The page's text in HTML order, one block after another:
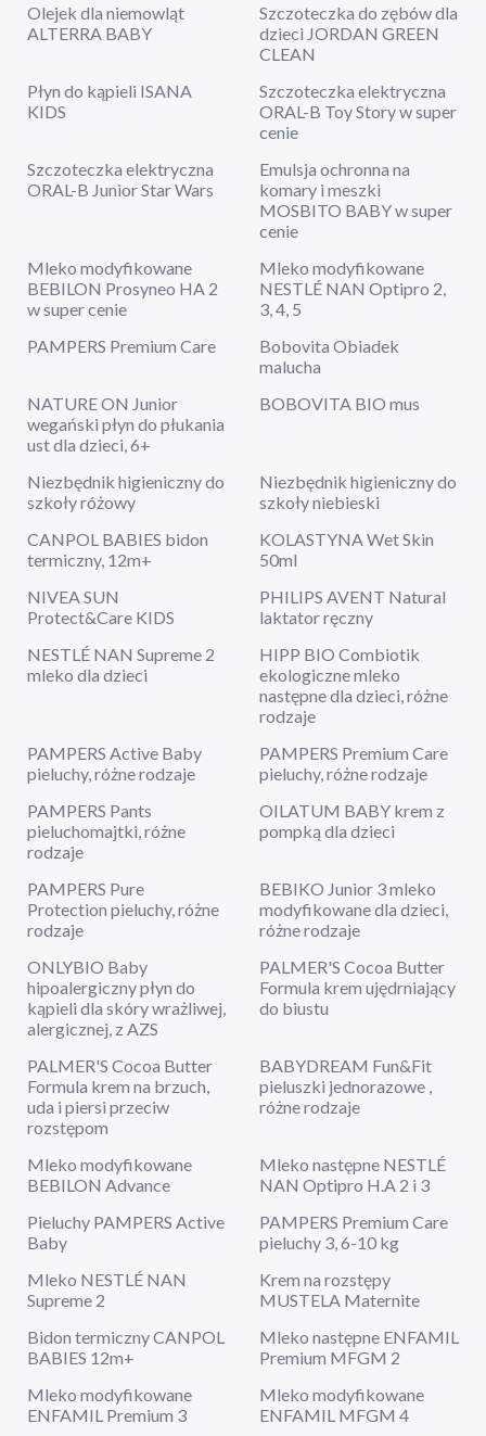
Olejek dla niemowląt
ALTERRA BABY
Szczoteczka do zębów dla
dzieci JORDAN GREEN
CLEAN
Płyn do kąpieli ISANA
KIDS
Szczoteczka elektryczna
ORAL-B Toy Story w super
cenie
Szczoteczka elektryczna
ORAL-B Junior Star Wars
Emulsja ochronna na
komary i meszki
MOSBITO BABY w super
cenie
Mleko modyfikowane
BEBILON Prosyneo HA 2
w super cenie
Mleko modyfikowane
NESTLÉ NAN Optipro 2,
3, 4, 5
PAMPERS Premium Care
Bobovita Obiadek
malucha
NATURE ON Junior
wegański płyn do płukania
ust dla dzieci, 6+
BOBOVITA BIO mus
Niezbędnik higieniczny do
szkoły różowy
Niezbędnik higieniczny do
szkoły niebieski
CANPOL BABIES bidon
termiczny, 12m+
KOLASTYNA Wet Skin
50ml
NIVEA SUN
Protect&Care KIDS
PHILIPS AVENT Natural
laktator ręczny
NESTLÉ NAN Supreme 2
mleko dla dzieci
HIPP BIO Combiotik
ekologiczne mleko
następne dla dzieci, różne
rodzaje
PAMPERS Active Baby
pieluchy, różne rodzaje
PAMPERS Premium Care
pieluchy, różne rodzaje
PAMPERS Pants
pieluchomajtki, różne
rodzaje
OILATUM BABY krem z
pompką dla dzieci
PAMPERS Pure
Protection pieluchy, różne
rodzaje
BEBIKO Junior 3 mleko
modyfikowane dla dzieci,
różne rodzaje
ONLYBIO Baby
hipoalergiczny płyn do
kąpieli dla skóry wrażliwej,
alergicznej, z AZS
PALMER'S Cocoa Butter
Formula krem ujędrniający
do biustu
PALMER'S Cocoa Butter
Formula krem na brzuch,
uda i piersi przeciw
rozstępom
BABYDREAM Fun&Fit
pieluszki jednorazowe ,
różne rodzaje
Mleko modyfikowane
BEBILON Advance
Mleko następne NESTLÉ
NAN Optipro H.A 2 i 3
Pieluchy PAMPERS Active
Baby
PAMPERS Premium Care
pieluchy 3, 6-10 kg
Mleko NESTLÉ NAN
Supreme 2
Krem na rozstępy
MUSTELA Maternite
Bidon termiczny CANPOL
BABIES 12m+
Mleko następne ENFAMIL
Premium MFGM 2
Mleko modyfikowane
ENFAMIL Premium 3
Mleko modyfikowane
ENFAMIL MFGM 4